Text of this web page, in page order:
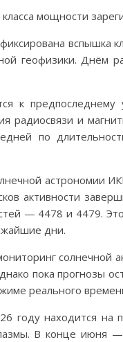
вспышка
геофизики. Днём
к
радиосвязи и
по
активности
— 4478 и 4479.
дни.
солнечной
пока прогнозы
реального
году находится на
В конце июня